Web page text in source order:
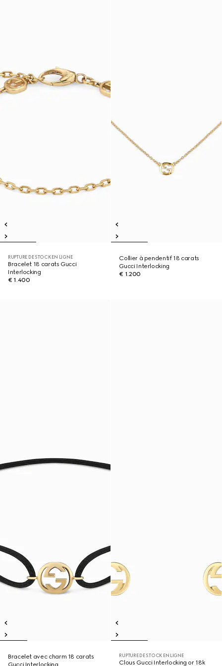
RUPTURE DE STOCK EN LIGNE
Bracelet 18 carats Gucci
Interlocking
€ 1.400
Collier à pendentif 18 carats
Gucci Interlocking
€ 1.200
Bracelet avec charm 18 carats
Gucci Interlocking
RUPTURE DE STOCK EN LIGNE
Clous Gucci Interlocking or 18k